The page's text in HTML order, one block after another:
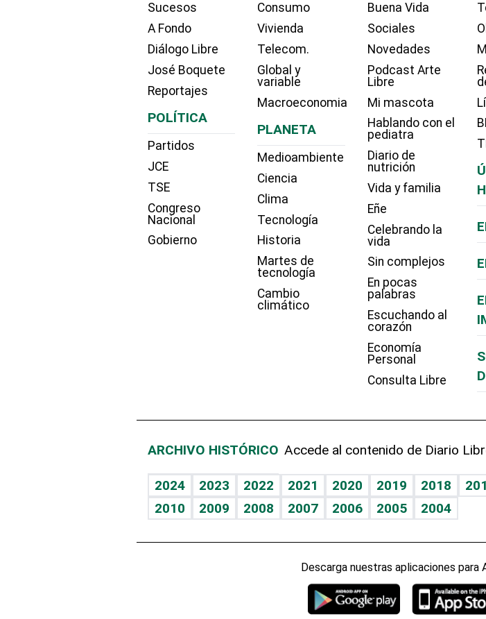
Sucesos
A Fondo
Diálogo Libre
José Boquete
Reportajes
POLÍTICA
Partidos
JCE
TSE
Congreso
Nacional
Gobierno
Consumo
Vivienda
Telecom.
Global y
variable
Macroeconomia
PLANETA
Medioambiente
Ciencia
Clima
Tecnología
Historia
Martes de
tecnología
Cambio
climático
Buena Vida
Sociales
Novedades
Podcast Arte
Libre
Mi mascota
Hablando con el
pediatra
Diario de
nutrición
Vida y familia
Eñe
Celebrando la
vida
Sin complejos
En pocas
palabras
Escuchando al
corazón
Economía
Personal
Consulta Libre
ARCHIVO HISTÓRICO Accede al contenido de Diario
2024 2023 2022 2021 2020 2019 2018
2010
2009 2008 2007 2006 2005 2004
Descarga nuestras aplicaciones para